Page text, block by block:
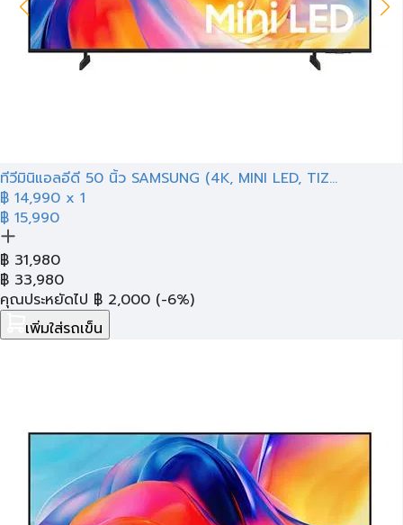
ทีวีมินิแอลอีดี 50 นิ้ว SAMSUNG (4K, MINI LED, TIZ...
฿ 14,990 x 1
฿ 15,990
฿ 31,980
฿ 33,980
คุณประหยัดไป ฿ 2,000 (-6%)
เพิ่มใส่รถเข็น